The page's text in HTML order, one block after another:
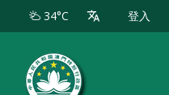
34°C 登入